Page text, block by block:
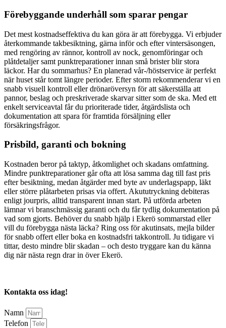
Förebyggande underhåll som sparar pengar
Det mest kostnadseffektiva du kan göra är att förebygga. Vi erbjuder
återkommande takbesiktning, gärna inför och efter vintersäsongen,
med rengöring av rännor, kontroll av nock, genomföringar och
plåtdetaljer samt punktreparationer innan små brister blir stora
läckor. Har du sommarhus? En planerad vår-/höstservice är perfekt
när huset står tomt längre perioder. Efter storm rekommenderar vi en
snabb visuell kontroll eller drönaröversyn för att säkerställa att
pannor, beslag och preskriverade skarvar sitter som de ska. Med ett
enkelt serviceavtal får du prioriterade tider, åtgärdslista och
dokumentation att spara för framtida försäljning eller
försäkringsfrågor.
Prisbild, garanti och bokning
Kostnaden beror på taktyp, åtkomlighet och skadans omfattning.
Mindre punktreparationer går ofta att lösa samma dag till fast pris
efter besiktning, medan åtgärder med byte av underlagspapp, läkt
eller större plåtarbeten prisas via offert. Akututryckning debiteras
enligt jourpris, alltid transparent innan start. På utförda arbeten
lämnar vi branschmässig garanti och du får tydlig dokumentation på
vad som gjorts. Behöver du snabb hjälp i Ekerö sommarstad eller
vill du förebygga nästa läcka? Ring oss för akutinsats, mejla bilder
för snabb offert eller boka en kostnadsfri takkontroll. Ju tidigare vi
tittar, desto mindre blir skadan – och desto tryggare kan du känna
dig när nästa regn drar in över Ekerö.
Kontakta oss idag!
Namn
Telefon